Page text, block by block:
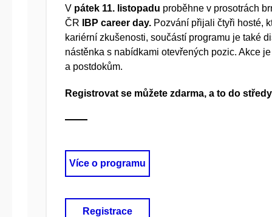
V pátek 11. listopadu proběhne v prosotrách
ČR
IBP career day. Pozvání přijali čtyři hosté,
kariérní zkušenosti, součástí programu je také
nástěnka s nabídkami otevřených pozic. Akce
a postdokům.
Registrovat se můžete zdarma, a to do středy
Více o programu
Registrace